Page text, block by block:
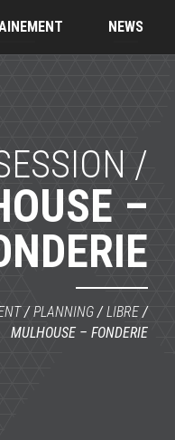
NEWS
/
–
/PLANNING /LIBRE/
MULHOUSE – FONDERIE